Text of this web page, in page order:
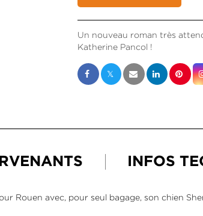
Un nouveau roman très
Katherine Pancol !
INFOS
Rouen avec, pour seul bagage, son chien